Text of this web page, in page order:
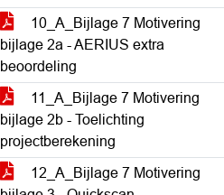
10_A_Bijlage 7 Motivering
bijlage 2a - AERIUS extra
beoordeling
11_A_Bijlage 7 Motivering
bijlage 2b - Toelichting
projectberekening
12_A_Bijlage 7 Motivering